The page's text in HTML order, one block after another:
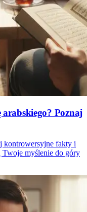
arabskiego? Poznaj
kontrowersyjne fakty i
myślenie do góry